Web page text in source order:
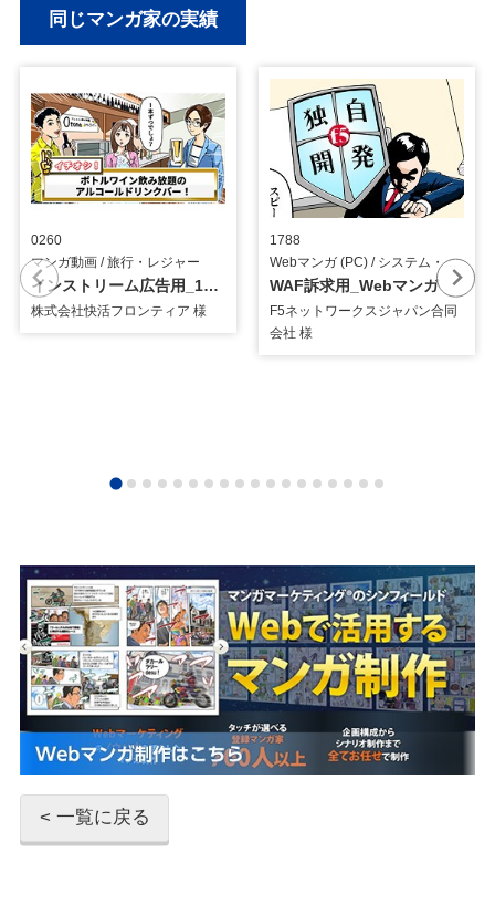
同じマンガ家の実績
0260
マンガ動画 / 旅行・レジャー
インストリーム広告用_15秒マンガ動画
株式会社快活フロンティア 様
1788
Webマンガ (PC) / システム・ツール
WAF訴求用_Webマンガ
F5ネットワークスジャパン合同
会社 様
< 一覧に戻る